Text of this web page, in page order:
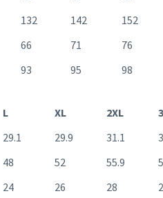
132 142 152
66 71 76
93 95 98
L XL 2XL
29.1 29.9 31.1
48 52 55.9
24 26 28